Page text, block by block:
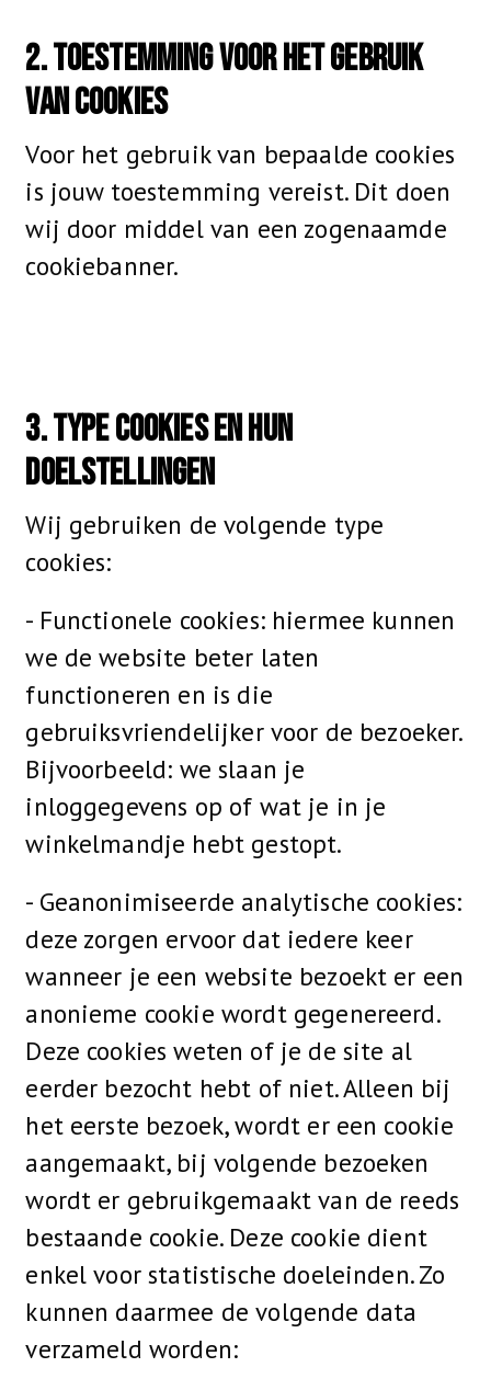
2. Toestemming voor het gebruik
van cookies
Voor het gebruik van bepaalde cookies
is jouw toestemming vereist. Dit doen
wij door middel van een zogenaamde
cookiebanner.
3. Type cookies en hun
doelstellingen
Wij gebruiken de volgende type
cookies:
- Functionele cookies: hiermee kunnen
we de website beter laten
functioneren en is die
gebruiksvriendelijker voor de bezoeker.
Bijvoorbeeld: we slaan je
inloggegevens op of wat je in je
winkelmandje hebt gestopt.
- Geanonimiseerde analytische cookies:
deze zorgen ervoor dat iedere keer
wanneer je een website bezoekt er een
anonieme cookie wordt gegenereerd.
Deze cookies weten of je de site al
eerder bezocht hebt of niet. Alleen bij
het eerste bezoek, wordt er een cookie
aangemaakt, bij volgende bezoeken
wordt er gebruikgemaakt van de reeds
bestaande cookie. Deze cookie dient
enkel voor statistische doeleinden. Zo
kunnen daarmee de volgende data
verzameld worden: